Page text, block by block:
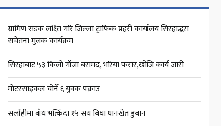
ग्रामिण सडक लक्ष्ति गरि जिल्ला ट्राफिक प्रहरी कार्यालय सिरहाद्धरा
सचेतना मुलक कार्यक्रम
सिरहाबाट ५३ किलो गाँजा बरामद, भरिया फरार,खोजि कार्य जारी
मोटरसाइकल चोर्ने ६ युवक पक्राउ
सर्लाहीमा बाँध भत्किँदा १५ सय बिघा धानखेत डुबान